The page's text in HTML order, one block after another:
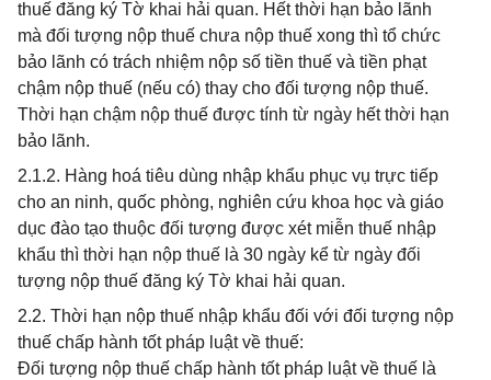
thuế đăng ký Tờ khai hải quan. Hết thời hạn bảo lãnh
mà đối tượng nộp thuế chưa nộp thuế xong thì tổ chức
bảo lãnh có trách nhiệm nộp số tiền thuế và tiền phạt
chậm nộp thuế (nếu có) thay cho đối tượng nộp thuế.
Thời hạn chậm nộp thuế được tính từ ngày hết thời hạn
bảo lãnh.
2.1.2. Hàng hoá tiêu dùng nhập khẩu phục vụ trực tiếp
cho an ninh, quốc phòng, nghiên cứu khoa học và giáo
dục đào tạo thuộc đối tượng được xét miễn thuế nhập
khẩu thì thời hạn nộp thuế là 30 ngày kể từ ngày đối
tượng nộp thuế đăng ký Tờ khai hải quan.
2.2. Thời hạn nộp thuế nhập khẩu đối với đối tượng nộp
thuế chấp hành tốt pháp luật về thuế:
Đối tượng nộp thuế chấp hành tốt pháp luật về thuế là